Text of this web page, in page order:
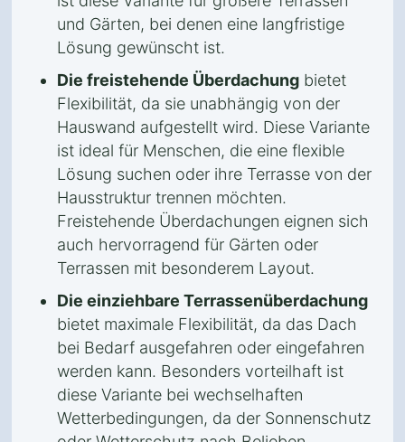
und Gärten, bei denen eine langfristige
Lösung gewünscht ist.
Die freistehende Überdachung bietet
Flexibilität, da sie unabhängig von der
Hauswand aufgestellt wird. Diese Variante
ist ideal für Menschen, die eine flexible
Lösung suchen oder ihre Terrasse von der
Hausstruktur trennen möchten.
Freistehende Überdachungen eignen sich
auch hervorragend für Gärten oder
Terrassen mit besonderem Layout.
Die einziehbare Terrassenüberdachung
bietet maximale Flexibilität, da das Dach
bei Bedarf ausgefahren oder eingefahren
werden kann. Besonders vorteilhaft ist
diese Variante bei wechselhaften
Wetterbedingungen, da der Sonnenschutz